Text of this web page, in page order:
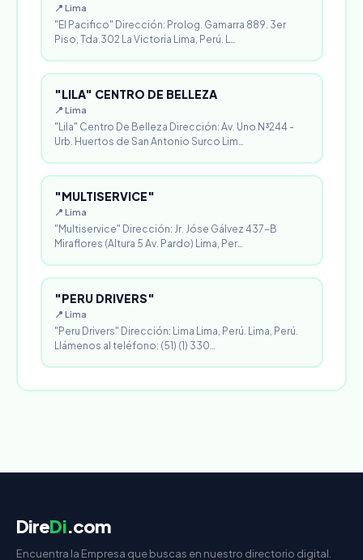
📍 Lima
"El Pacifico" Dirección: Prolog. Gamarra 889. 3er
Piso, Tda.302 La Victoria Lima, Perú. L…
"LILA" CENTRO DE BELLEZA
📍 Lima
"Lila" Centro De Belleza Dirección: Av. Uno N³244 -
Urb. Huertos de San Antonio Surco Lim…
"MULTISERVICE"
📍 Lima
"Multiservice" Dirección: Jr. Jóse Gálvez 437-B
Miraflores (Altura 5 Av. Pardo) Lima, Per…
"PERU DRIVERS"
📍 Lima
"Peru Drivers" Dirección: Lima Lima, Perú. Lima, Perú.
Llámenos al teléfono: (51) (1) 330…
DireDi.com
Encuentra la Empresa que buscas en nuestro directorio digital.